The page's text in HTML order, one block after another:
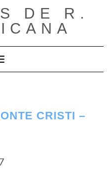
DE R.
modo de navegación
CRISTI –